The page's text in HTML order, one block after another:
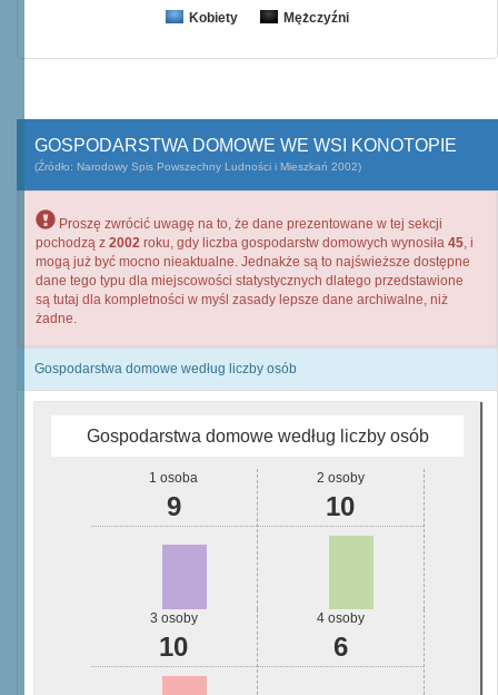
Kobiety Mężczyźni
GOSPODARSTWA DOMOWE WE WSI KONOTOPIE
(Źródło: Narodowy Spis Powszechny Ludności i Mieszkań 2002)
Proszę zwrócić uwagę na to, że dane prezentowane w tej sekcji
pochodzą z 2002 roku, gdy liczba gospodarstw domowych wynosiła 45, i
mogą już być mocno nieaktualne. Jednakże są to najświeższe dostępne
dane tego typu dla miejscowości statystycznych dlatego przedstawione
są tutaj dla kompletności w myśl zasady lepsze dane archiwalne, niż
żadne.
Gospodarstwa domowe według liczby osób
Gospodarstwa domowe według liczby osób
1 osoba
9
2 osoby
10
3 osoby
10
4 osoby
6